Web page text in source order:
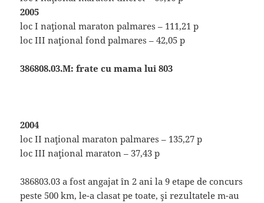
2005
loc I naţional maraton palmares – 111,21 p
loc III naţional fond palmares – 42,05 p
386808.03.M: frate cu mama lui 803
2004
loc II naţional maraton palmares – 135,27 p
loc III naţional maraton – 37,43 p
386803.03 a fost angajat în 2 ani la 9 etape de concurs
peste 500 km, le-a clasat pe toate, şi rezultatele m-au